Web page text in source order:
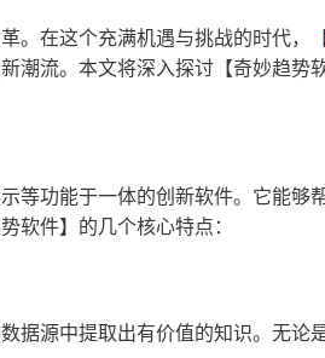
。在这个充满机遇与挑战的时代，
潮流。本文将深入探讨【奇妙趋势
等功能于一体的创新软件。它能够
软件】的几个核心特点：
据源中提取出有价值的知识。无论